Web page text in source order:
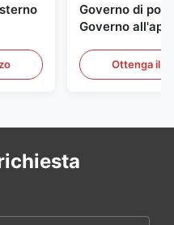
Governo di
Governo
sensore
della porta
Ottenga il